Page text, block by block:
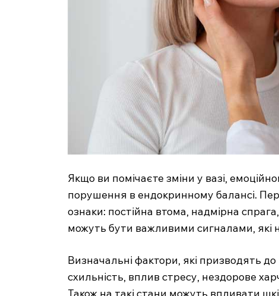
Якщо ви помічаєте зміни у вазі,
порушення в ендокринному балансі.
ознаки: постійна втома, надмірна
можуть бути важливими сигналами, які
Визначальні фактори, які призводять
схильність, вплив стресу, нездорове